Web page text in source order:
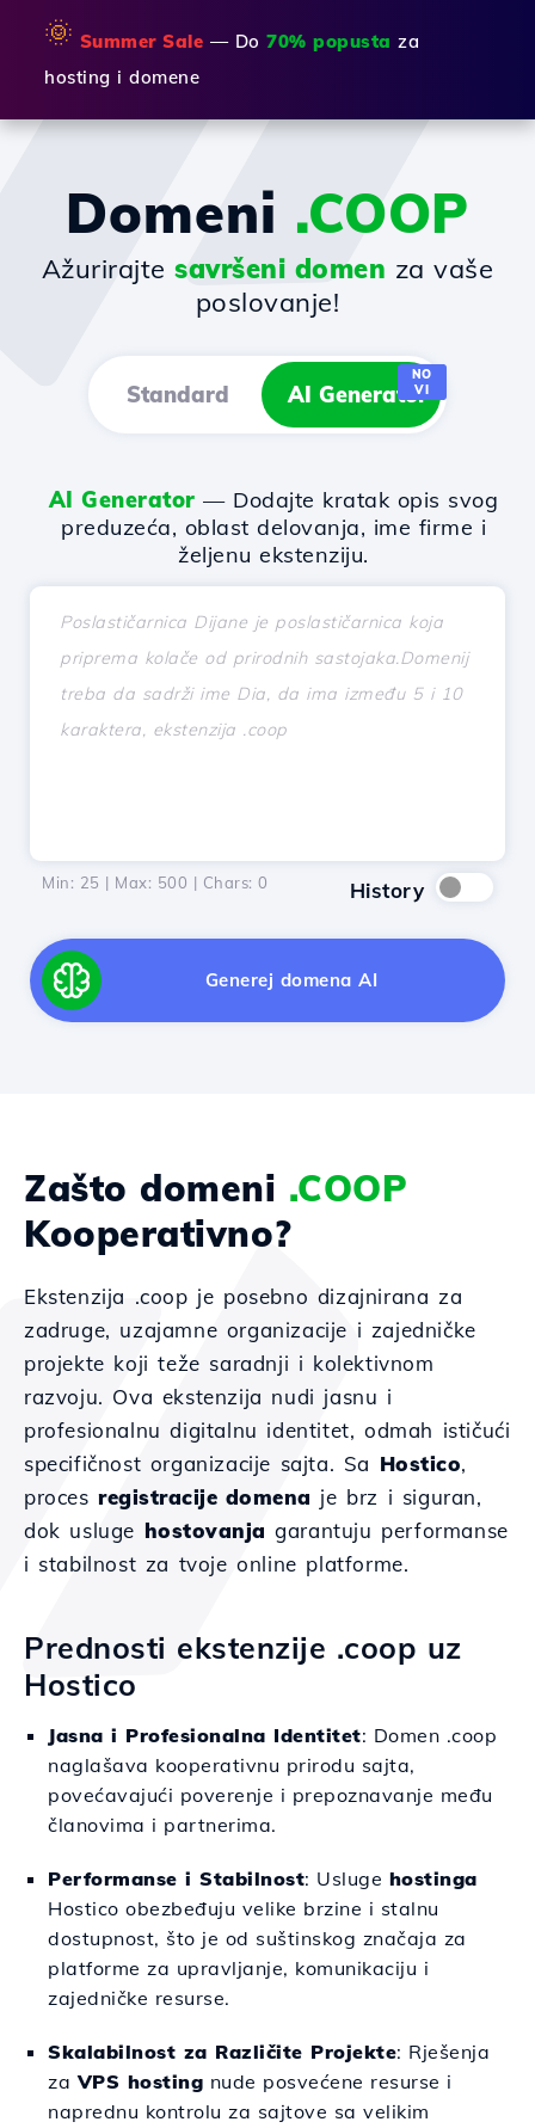
🌞 Summer Sale — Do 70% popusta za
hosting i domene
Domeni .COOP
Ažurirajtesavršeni domen za vaše
poslovanje!
Standard AI Generator
NO
VI
AI Generator — Dodajte kratak opis svog
preduzeća, oblast delovanja, ime firme i
željenu ekstenziju.
Min: 25 | Max: 500 | Chars: 0 History
Generej domena AI
Zašto domeni .COOP
Kooperativno?
Ekstenzija .coop je posebno dizajnirana za
zadruge, uzajamne organizacije i zajedničke
projekte koji teže saradnji i kolektivnom
razvoju. Ova ekstenzija nudi jasnu i
profesionalnu digitalnu identitet, odmah ističući
specifičnost organizacije sajta. Sa Hostico,
procesregistracije domena je brz i siguran,
dok usluge hostovanja garantuju performanse
i stabilnost za tvoje online platforme.
Prednosti ekstenzije .coop uz
Hostico
Jasna i Profesionalna Identitet: Domen .coop
naglašava kooperativnu prirodu sajta,
povećavajući poverenje i prepoznavanje među
članovima i partnerima.
Performanse i Stabilnost: Usluge hostinga
Hostico obezbeđuju velike brzine i stalnu
dostupnost, što je od suštinskog značaja za
platforme za upravljanje, komunikaciju i
zajedničke resurse.
Skalabilnost za Različite Projekte: Rješenja
zaVPS hosting nude posvećene resurse i
naprednu kontrolu za sajtove sa velikim